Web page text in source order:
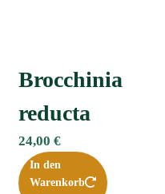
Brocchinia
reducta
24,00 €
In den
Warenkorb